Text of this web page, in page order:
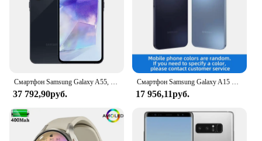
Смартфон Samsung Galaxy A55, 1480 дюйма, 50 МП, 25 Вт, 6,6 мАч
37 792,90руб.
Смартфон Samsung Galaxy A15 4g Europe Helio G99, 6,5-дюймовый экран, 6 ОЗУ, 128 ГБ, оригинальный американский телефон на базе Android
17 956,11руб.